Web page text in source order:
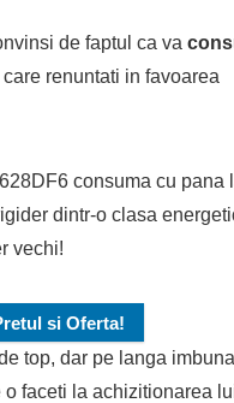
de faptul ca va
renuntati in favoarea
consuma cu pana
dintr-o clasa
vechi!
si Oferta!
top, dar pe langa
faceti la achizitionarea